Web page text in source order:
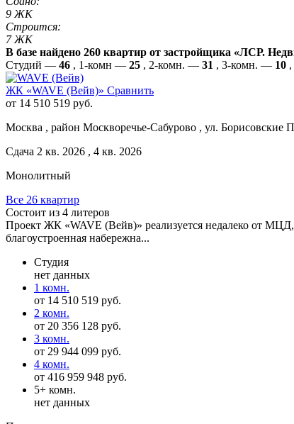
9 ЖК
Строится:
7 ЖК
В базе найдено 260 квартир от застройщика «ЛСР.
Студий — 46 , 1-комн — 25 , 2-комн. — 31 , 3-комн. — 10
ЖК «WAVE (Вейв)» Сравнить
от 14 510 519 руб.
Москва , район Москворечье-Сабурово , ул. Борисовские
Сдача 2 кв. 2026 , 4 кв. 2026
Монолитный
Все 26 квартир
Состоит из 4 литеров
Проект ЖК «WAVE (Вейв)» реализуется недалеко от МЦД,
благоустроенная набережна...
Студия
нет данных
1 комн.
от 14 510 519 руб.
2 комн.
от 20 356 128 руб.
3 комн.
от 29 944 099 руб.
4 комн.
от 416 959 948 руб.
5+ комн.
нет данных